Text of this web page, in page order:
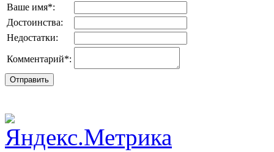
Ваше имя*:
Достоинства:
Недостатки:
Комментарий*: